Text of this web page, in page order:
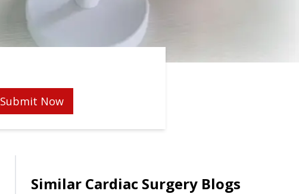
Submit Now
Similar Cardiac Surgery Blogs